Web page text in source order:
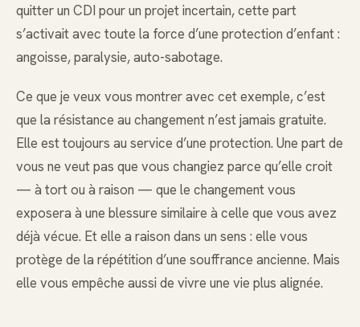
quitter un CDI pour un projet incertain, cette part
s’activait avec toute la force d’une protection d’enfant :
angoisse, paralysie, auto-sabotage.
Ce que je veux vous montrer avec cet exemple, c’est
que la résistance au changement n’est jamais gratuite.
Elle est toujours au service d’une protection. Une part de
vous ne veut pas que vous changiez parce qu’elle croit
— à tort ou à raison — que le changement vous
exposera à une blessure similaire à celle que vous avez
déjà vécue. Et elle a raison dans un sens : elle vous
protège de la répétition d’une souffrance ancienne. Mais
elle vous empêche aussi de vivre une vie plus alignée.